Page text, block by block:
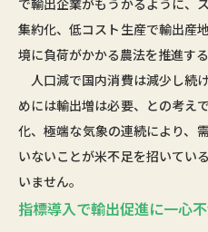
で輸出企業がもうかるように、
集約化、低コスト生産で輸出産
境に負荷がかかる農法を推進す
人口減で国内消費は減少し続
めには輸出増は必要、との考え
化、極端な気象の連続により、
いないことが米不足を招いてい
いません。
指標導入で輸出促進に一心